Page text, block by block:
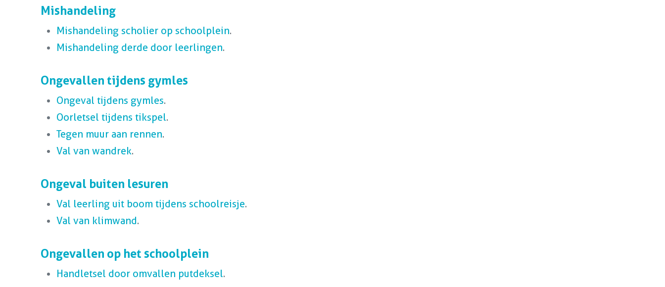
Mishandeling
Mishandeling scholier op schoolplein.
Mishandeling derde door leerlingen.
Ongevallen tijdens gymles
Ongeval tijdens gymles.
Oorletsel tijdens tikspel.
Tegen muur aan rennen.
Val van wandrek.
Ongeval buiten lesuren
Val leerling uit boom tijdens schoolreisje.
Val van klimwand.
Ongevallen op het schoolplein
Handletsel door omvallen putdeksel.